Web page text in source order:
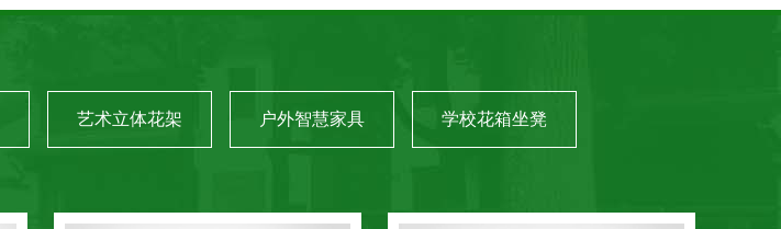
艺术立体花架 户外智慧家具 学校花箱坐凳